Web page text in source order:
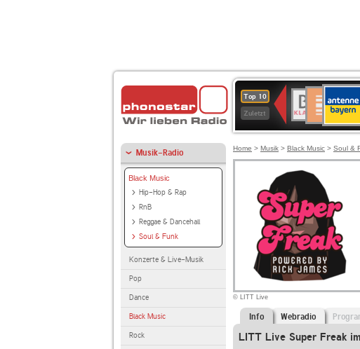
Top 10
Zuletzt
80er
90er
OLDIE
SWR3
WDR
4
BR-
KLASSIK
KulturBAYERN
2
NDR
2
Musik-Radio
Black Music
Hip-Hop & Rap
RnB
Reggae & Dancehall
Soul & Funk
Konzerte & Live-Musik
Pop
Dance
Black Music
Rock
Home > Musik > Black Music > Soul &
© LITT Live
Info Webradio
LITT Live Super Freak